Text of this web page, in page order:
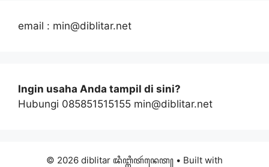
email : min@diblitar.net
Ingin usaha Anda tampil di sini?
Hubungi 085851515155 min@diblitar.net
© 2026 diblitar ꦢꦶꦧ꧀ꦭꦶꦠꦂꦤꦺꦠ꧀ • Built with